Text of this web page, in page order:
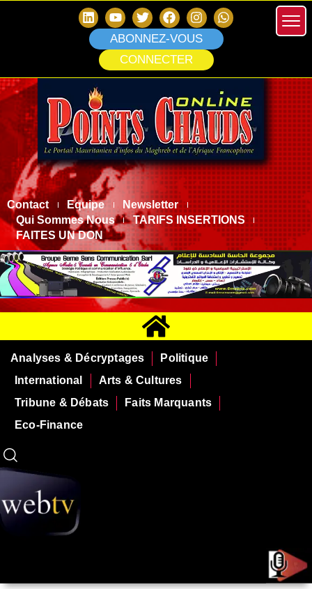
ABONNEZ-VOUS
CONNECTER
Contact Equipe
Newsletter
Qui Sommes Nous
TARIFS INSERTIONS
FAITES UN DON
Analyses & Décryptages
Politique
International
Arts & Cultures
Tribune & Débats
Faits Marquants
Eco-Finance